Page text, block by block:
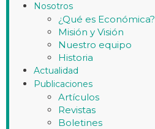
Nosotros
¿Qué es Económica?
Misión y Visión
Nuestro equipo
Historia
Actualidad
Publicaciones
Artículos
Revistas
Boletines